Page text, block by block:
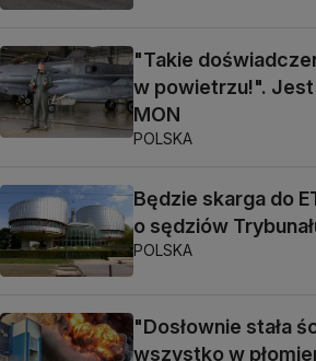
"Takie
w powietrzu!".
MON
POLSKA
Będzie skarga do
o sędziów
POLSKA
"Dosłownie stała
wszystko w